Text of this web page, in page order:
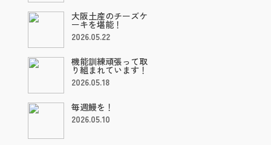
大阪土産のチーズケ
ーキを堪能！
2026.05.22
機能訓練頑張って取
り組まれています！
2026.05.18
毎週鰻を！
2026.05.10